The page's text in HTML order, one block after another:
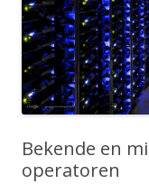
Bekende en
operatoren